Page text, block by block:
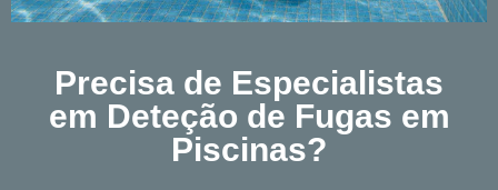
Precisa de Especialistas
em Deteção de Fugas em
Piscinas?